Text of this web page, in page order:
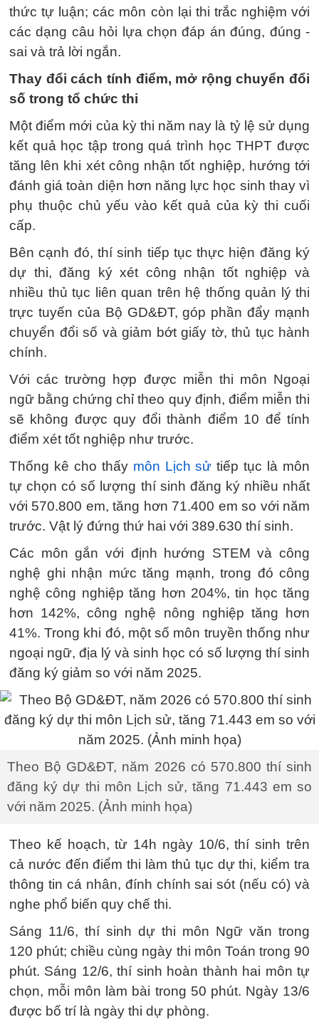
thức tự luận; các môn còn lại thi trắc nghiệm với
các dạng câu hỏi lựa chọn đáp án đúng, đúng -
sai và trả lời ngắn.
Thay đổi cách tính điểm, mở rộng chuyển đổi
số trong tổ chức thi
Một điểm mới của kỳ thi năm nay là tỷ lệ sử dụng
kết quả học tập trong quá trình học THPT được
tăng lên khi xét công nhận tốt nghiệp, hướng tới
đánh giá toàn diện hơn năng lực học sinh thay vì
phụ thuộc chủ yếu vào kết quả của kỳ thi cuối
cấp.
Bên cạnh đó, thí sinh tiếp tục thực hiện đăng ký
dự thi, đăng ký xét công nhận tốt nghiệp và
nhiều thủ tục liên quan trên hệ thống quản lý thi
trực tuyến của Bộ GD&ĐT, góp phần đẩy mạnh
chuyển đổi số và giảm bớt giấy tờ, thủ tục hành
chính.
Với các trường hợp được miễn thi môn Ngoại
ngữ bằng chứng chỉ theo quy định, điểm miễn thi
sẽ không được quy đổi thành điểm 10 để tính
điểm xét tốt nghiệp như trước.
Thống kê cho thấy môn Lịch sử tiếp tục là môn
tự chọn có số lượng thí sinh đăng ký nhiều nhất
với 570.800 em, tăng hơn 71.400 em so với năm
trước. Vật lý đứng thứ hai với 389.630 thí sinh.
Các môn gắn với định hướng STEM và công
nghệ ghi nhận mức tăng mạnh, trong đó công
nghệ công nghiệp tăng hơn 204%, tin học tăng
hơn 142%, công nghệ nông nghiệp tăng hơn
41%. Trong khi đó, một số môn truyền thống như
ngoại ngữ, địa lý và sinh học có số lượng thí sinh
đăng ký giảm so với năm 2025.
Theo Bộ GD&ĐT, năm 2026 có 570.800 thí sinh
đăng ký dự thi môn Lịch sử, tăng 71.443 em so
với năm 2025. (Ảnh minh họa)
Theo kế hoạch, từ 14h ngày 10/6, thí sinh trên
cả nước đến điểm thi làm thủ tục dự thi, kiểm tra
thông tin cá nhân, đính chính sai sót (nếu có) và
nghe phổ biến quy chế thi.
Sáng 11/6, thí sinh dự thi môn Ngữ văn trong
120 phút; chiều cùng ngày thi môn Toán trong 90
phút. Sáng 12/6, thí sinh hoàn thành hai môn tự
chọn, mỗi môn làm bài trong 50 phút. Ngày 13/6
được bố trí là ngày thi dự phòng.